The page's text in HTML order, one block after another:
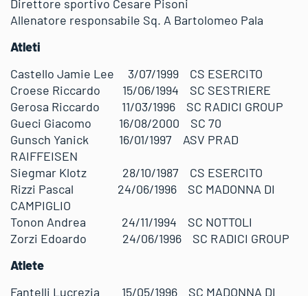
Direttore sportivo Cesare Pisoni
Allenatore responsabile Sq. A Bartolomeo Pala
Atleti
Castello Jamie Lee 3/07/1999 CS ESERCITO
Croese Riccardo 15/06/1994 SC SESTRIERE
Gerosa Riccardo 11/03/1996 SC RADICI GROUP
Gueci Giacomo 16/08/2000 SC 70
Gunsch Yanick 16/01/1997 ASV PRAD
RAIFFEISEN
Siegmar Klotz 28/10/1987 CS ESERCITO
Rizzi Pascal 24/06/1996 SC MADONNA DI
CAMPIGLIO
Tonon Andrea 24/11/1994 SC NOTTOLI
Zorzi Edoardo 24/06/1996 SC RADICI GROUP
Atlete
Fantelli Lucrezia 15/05/1996 SC MADONNA DI